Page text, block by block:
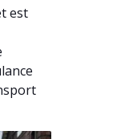
est